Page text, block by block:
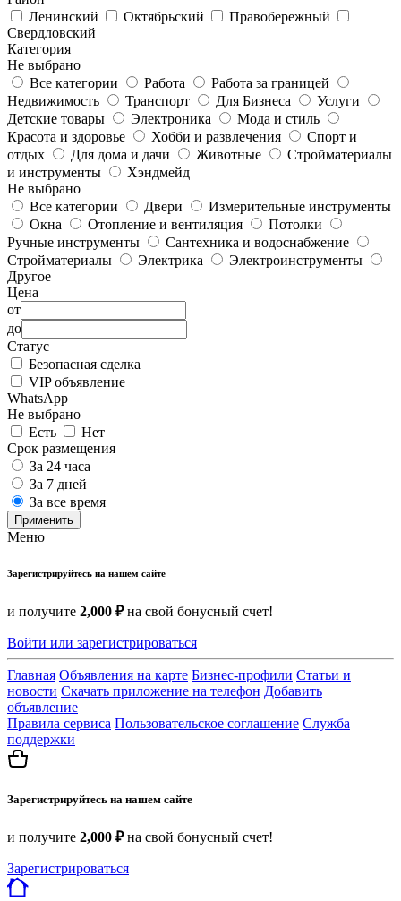
Ленинский
Октябрьский
Правобережный
Свердловский
Категория
Не выбрано
Все категории
Работа
Работа за границей
Недвижимость
Транспорт Для Бизнеса
Услуги
Детские товары
Электроника
Мода и стиль
Красота и здоровье
Хобби и развлечения
Спорт и
отдых
Для дома и дачи Животные
Стройматериалы
и инструменты
Хэндмейд
Не выбрано
Все категории
Двери
Измерительные инструменты
Окна
Отопление и вентиляция
Потолки
Ручные инструменты
Сантехника и водоснабжение
Стройматериалы
Электрика
Электроинструменты
Другое
Цена
от
до
Статус
Безопасная сделка
VIP объявление
WhatsApp
Не выбрано
Есть
Нет
Срок размещения
За 24 часа
За 7 дней
За все время
Применить
Меню
Зарегистрируйтесь на нашем сайте
и получите 2,000 ₽на свой бонусный счет!
Войти или зарегистрироваться
Главная Объявления на карте Бизнес-профили Статьи и
новости Скачать приложение на телефон Добавить
объявление
Правила сервиса Пользовательское соглашение Служба
поддержки
Зарегистрируйтесь на нашем сайте
и получите 2,000 ₽на свой бонусный счет!
Зарегистрироваться